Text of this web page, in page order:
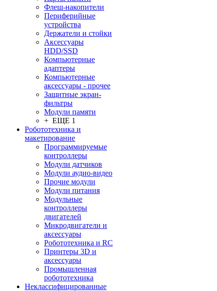
Флеш-накопители
Периферийные
устройства
Держатели и стойки
Аксессуары
HDD/SSD
Компьютерные
адаптеры
Компьютерные
аксессуары - прочее
Защитные экран-
фильтры
Модули памяти
+ ЕЩЕ 1
Робототехника и
макетирование
Программируемые
контроллеры
Модули датчиков
Модули аудио-видео
Прочие модули
Модули питания
Модульные
контроллеры
двигателей
Микродвигатели и
аксессуары
Робототехника и RC
Принтеры 3D и
аксессуары
Промышленная
робототехника
Неклассифицированные